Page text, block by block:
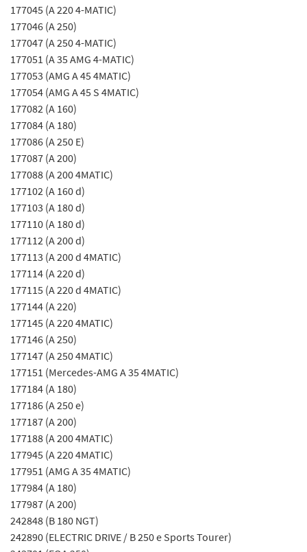
177045 (A 220 4-MATIC)
177046 (A 250)
177047 (A 250 4-MATIC)
177051 (A 35 AMG 4-MATIC)
177053 (AMG A 45 4MATIC)
177054 (AMG A 45 S 4MATIC)
177082 (A 160)
177084 (A 180)
177086 (A 250 E)
177087 (A 200)
177088 (A 200 4MATIC)
177102 (A 160 d)
177103 (A 180 d)
177110 (A 180 d)
177112 (A 200 d)
177113 (A 200 d 4MATIC)
177114 (A 220 d)
177115 (A 220 d 4MATIC)
177144 (A 220)
177145 (A 220 4MATIC)
177146 (A 250)
177147 (A 250 4MATIC)
177151 (Mercedes-AMG A 35 4MATIC)
177184 (A 180)
177186 (A 250 e)
177187 (A 200)
177188 (A 200 4MATIC)
177945 (A 220 4MATIC)
177951 (AMG A 35 4MATIC)
177984 (A 180)
177987 (A 200)
242848 (B 180 NGT)
242890 (ELECTRIC DRIVE / B 250 e Sports Tourer)